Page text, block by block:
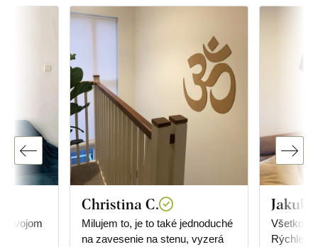
svojom
Christina C.
Milujem to, je to také jednoduché
na zavesenie na stenu, vyzerá
Jakub
Všetko v
Rýchle